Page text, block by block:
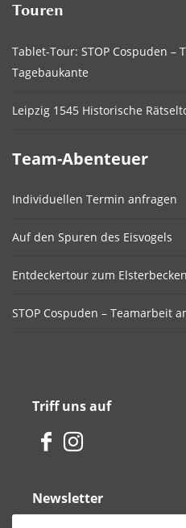
Touren
Tablet-Tour: STOP Cospuden –
Tagebaukante
Leipzig 1545 Historische
Team-Abenteuer
Individuellen Termin anfragen
Auf den Spuren des Eisvogels
Entdeckertour zum Elsterbecken
STOP Cospuden – Teamarbeit
Triff uns auf
Newsletter